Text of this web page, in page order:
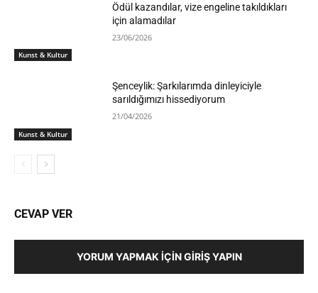
Kunst & Kultur
Ödül kazandılar, vize engeline takıldıkları
için alamadılar
23/06/2026
Kunst & Kultur
Şenceylik: Şarkılarımda dinleyiciyle
sarıldığımızı hissediyorum
21/04/2026
CEVAP VER
YORUM YAPMAK İÇIN GIRIŞ YAPIN